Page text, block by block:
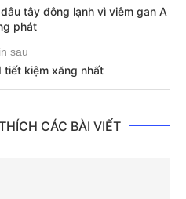
tây đông lạnh vì viêm gan A
phát
sau
tiết kiệm xăng nhất
CÁC BÀI VIẾT